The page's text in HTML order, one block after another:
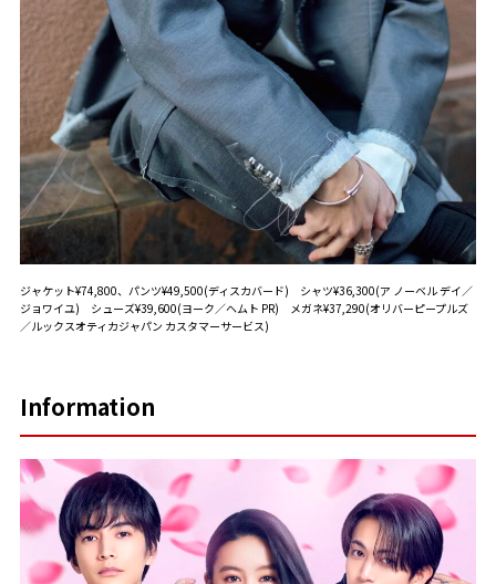
ジャケット¥74,800、パンツ¥49,500(ディスカバード) シャツ¥36,300(ア ノーベル デイ／
ジョワイユ) シューズ¥39,600(ヨーク／ヘムト PR) メガネ¥37,290(オリバーピープルズ
／ルックスオティカジャパン カスタマーサービス)
Information